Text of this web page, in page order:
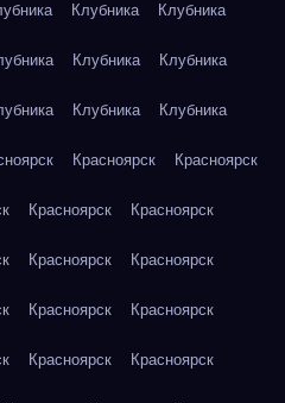
Клубника Клубника
Клубника Клубника
Клубника Клубника
Красноярск Красноярск
Красноярск Красноярск
Красноярск Красноярск
Красноярск Красноярск
Красноярск Красноярск